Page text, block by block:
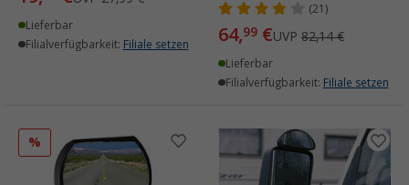
Lieferbar
Filialverfügbarkeit: Filiale setzen
(21)
64,99 €UVP 82,14 €
Lieferbar
Filialverfügbarkeit: Filiale setzen
%